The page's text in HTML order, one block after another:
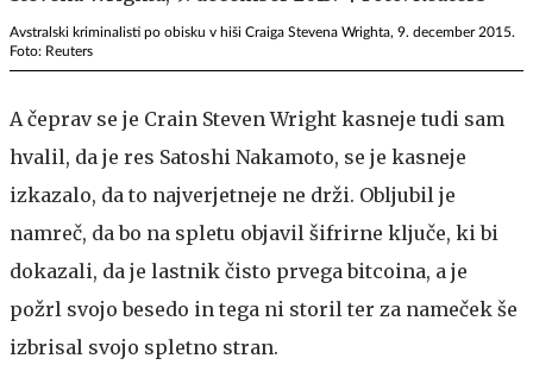
Avstralski kriminalisti po obisku v hiši Craiga Stevena Wrighta, 9. december 2015.
Foto: Reuters
A čeprav se je Crain Steven Wright kasneje tudi sam
hvalil, da je res Satoshi Nakamoto, se je kasneje
izkazalo, da to najverjetneje ne drži. Obljubil je
namreč, da bo na spletu objavil šifrirne ključe, ki bi
dokazali, da je lastnik čisto prvega bitcoina, a je
požrl svojo besedo in tega ni storil ter za nameček še
izbrisal svojo spletno stran.